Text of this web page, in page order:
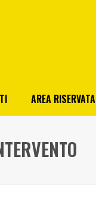
AREA RISERVATA